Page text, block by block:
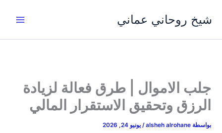
المحتوى
شيخ روحاني عماني
جلب الاموال | طرق فعالة لزيادة
الرزق وتحقيق الاستقرار المالي
بواسطة alsheh alrohane
/يونيو 24, 2026